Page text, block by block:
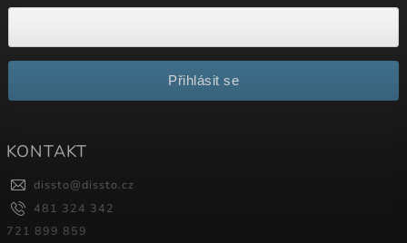
Přihlásit se
KONTAKT
dissto@dissto.cz
481 324 342
721 899 859